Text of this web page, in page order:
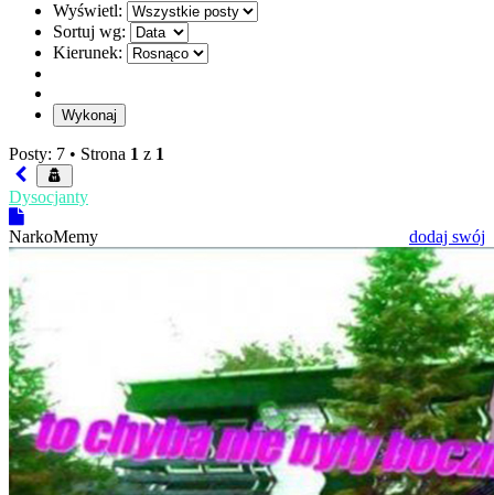
Wyświetl:
Sortuj wg:
Kierunek:
Posty: 7 • Strona 1 z 1
Dysocjanty
NarkoMemy dodaj swój